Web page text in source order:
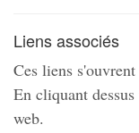
Liens associés
Ces liens
En cliquant
web.